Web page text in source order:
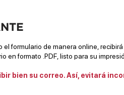
el formulario de manera online,
en formato .PDF, listo para su
bien su correo. Así, evitará